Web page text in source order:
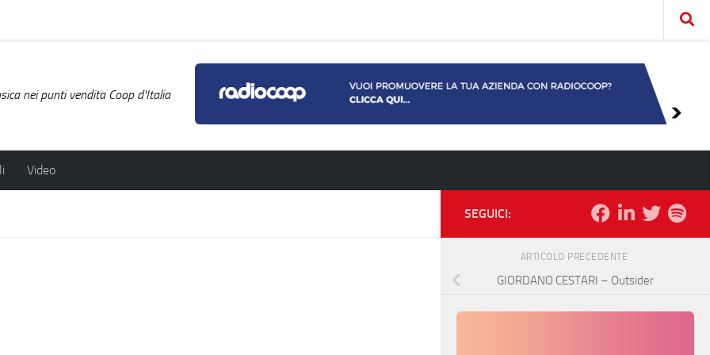
nei punti vendita Coop d'Italia
Video
SEGUICI:
ARTICOLO PRECEDENTE
GIORDANO CESTARI – Outsider